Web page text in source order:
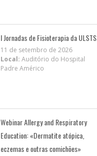
I Jornadas de Fisioterapia da ULSTS
11 de setembro de 2026
Local: Auditório do Hospital
Padre Américo
Webinar Allergy and Respiratory
Education: «Dermatite atópica,
eczemas e outras comichões»